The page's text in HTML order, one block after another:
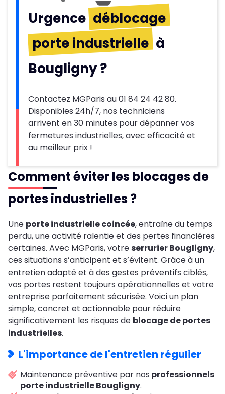
Urgence déblocage
porte industrielle à
Bougligny ?
Contactez MGParis au 01 84 24 42 80.
Disponibles 24h/7, nos techniciens
arrivent en 30 minutes pour dépanner vos
fermetures industrielles, avec efficacité et
au meilleur prix !
Comment éviter les blocages de
portes industrielles ?
Une porte industrielle coincée, entraîne du temps
perdu, une activité ralentie et des pertes financières
certaines. Avec MGParis, votreserrurier Bougligny,
ces situations s’anticipent et s’évitent. Grâce à un
entretien adapté et à des gestes préventifs ciblés,
vos portes restent toujours opérationnelles et votre
entreprise parfaitement sécurisée. Voici un plan
simple, concret et actionnable pour réduire
significativement les risques de blocage de portes
industrielles.
L'importance de l'entretien régulier
Maintenance préventive par nos professionnels
porte industrielle Bougligny.